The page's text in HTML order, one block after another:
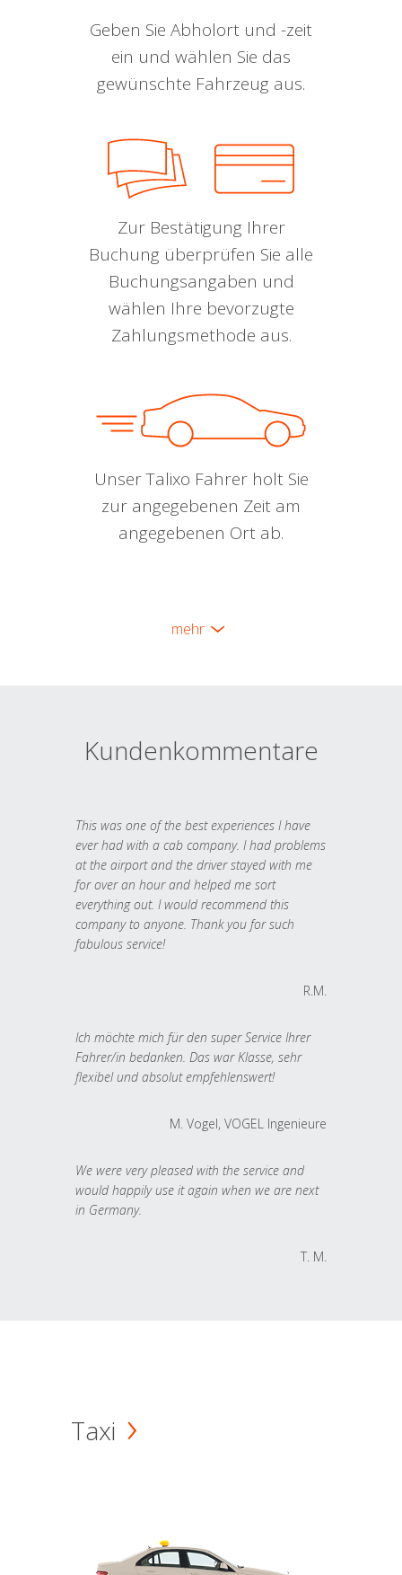
Geben Sie Abholort und -zeit
ein und wählen Sie das
gewünschte Fahrzeug aus.
Zur Bestätigung Ihrer
Buchung überprüfen Sie alle
Buchungsangaben und
wählen Ihre bevorzugte
Zahlungsmethode aus.
Unser Talixo Fahrer holt Sie
zur angegebenen Zeit am
angegebenen Ort ab.
mehr
Kundenkommentare
This was one of the best experiences I have
ever had with a cab company. I had problems
at the airport and the driver stayed with me
for over an hour and helped me sort
everything out. I would recommend this
company to anyone. Thank you for such
fabulous service!
R.M.
Ich möchte mich für den super Service Ihrer
Fahrer/in bedanken. Das war Klasse, sehr
flexibel und absolut empfehlenswert!
M. Vogel, VOGEL Ingenieure
We were very pleased with the service and
would happily use it again when we are next
in Germany.
T. M.
Taxi